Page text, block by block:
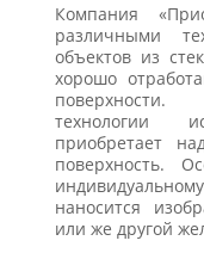
Компания
различными
объектов из
хорошо
поверхности.
технологии
приобретает
поверхность.
наносится
или же другой